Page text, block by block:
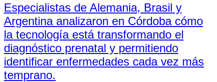
Especialistas de Alemania, Brasil y
Argentina analizaron en Córdoba cómo
la tecnología está transformando el
diagnóstico prenatal y permitiendo
identificar enfermedades cada vez más
temprano.